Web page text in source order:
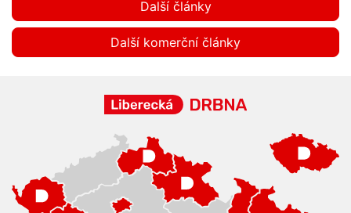
Další články
Další komerční články